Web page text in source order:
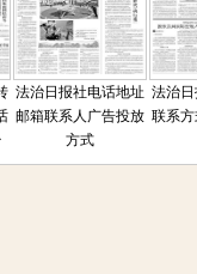
法治日报社电话地址
邮箱联系人广告投放
方式
法治日
联系方